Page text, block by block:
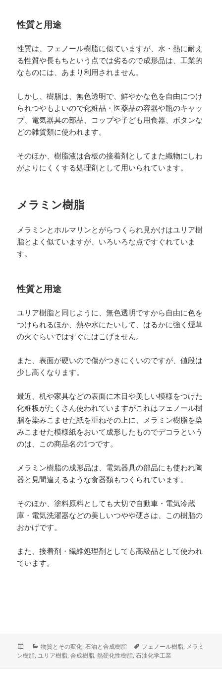
性質と用途
性質は、フェノール樹脂に似ていますが、水・熱に耐え
る性質や長もちという点では劣るので成形品は、工業的
なものには、あまり利用されません。
しかし、樹脂は、無色透明で、鮮やかな色を自由につけ
られつやもよいので化粧品・医薬品の容器や瓶のキャッ
プ、電気器具の部品、コップや子ども用食器、ボタンな
どの雑貨類に使われます。
そのほか、樹脂液は合板の接着剤としてまた織物にしわ
がよりにくくする処理剤として用いられています。
メラミン樹脂
メラミンとホルマリンとがらつくられ見かけはユリア樹
脂とよく似ていますが、いろいろな点ですぐれていま
す。
性質と用途
ユリア樹脂と同じように、無色透明ですから自由に色を
つけられるほか、熱や水にたいして、はるかに強く煙草
の火ぐらいではすぐにはこげません。
また、表面が硬いので傷がつきにくいのですが、値段は
少し高くなります。
最近、机や家具などの表面に木目や美しい模様をつけた
化粧板がたくさん使われていますがこれはフェノール樹
脂を染みこませた紙を重ねその上に、メラミン樹脂を染
みこませた模様紙をおいて成形したものでデコラという
のは、この商品名の1つです。
メラミン樹脂の成形品は、電気器具の部品にも使われ陶
器と見間違えるような食器類もつくられています。
そのほか、塗料原料としても大切で自動車・電気冷蔵
庫・電気洗濯器などの美しいつやや硬さは、この樹脂の
おかげです。
また、接着剤・繊維処理剤としても高級品として使われ
ています。
稿
カ
テ
物質とその変化,石油と合成樹脂
タ
グ
フェノール樹脂, メラミ
ン樹脂,ユリア樹脂,合成樹脂,熱硬化性樹脂,石油化学工業